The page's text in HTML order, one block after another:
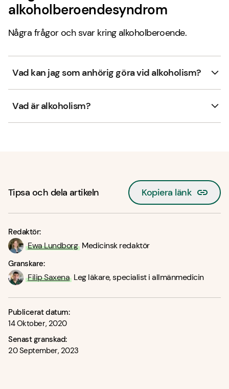
alkoholberoendesyndrom
Några frågor och svar kring alkoholberoende.
Vad kan jag som anhörig göra vid alkoholism?
Vad är alkoholism?
Tipsa och dela artikeln Kopiera länk
Redaktör:
Ewa Lundborg Medicinsk redaktör
Granskare:
Filip Saxena Leg läkare, specialist i allmänmedicin
Publicerat datum:
14 Oktober, 2020
Senast granskad:
20 September, 2023